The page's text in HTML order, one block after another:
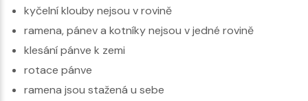
kyčelní klouby nejsou v rovině
ramena, pánev a kotníky nejsou v jedné rovině
klesání pánve k zemi
rotace pánve
ramena jsou stažená u sebe